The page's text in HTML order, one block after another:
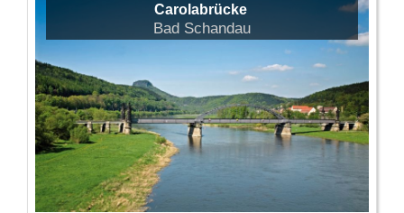
Carolabrücke
Bad Schandau